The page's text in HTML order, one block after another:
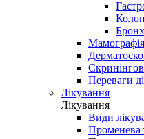
Мамографія
Переваги
Лікування
Лікування
Види
Променева